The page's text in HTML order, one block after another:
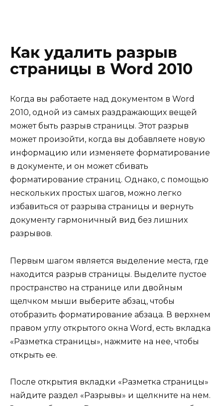
Как удалить разрыв
страницы в Word 2010
Когда вы работаете над документом в Word
2010, одной из самых раздражающих вещей
может быть разрыв страницы. Этот разрыв
может произойти, когда вы добавляете новую
информацию или изменяете форматирование
в документе, и он может сбивать
форматирование страниц. Однако, с помощью
нескольких простых шагов, можно легко
избавиться от разрыва страницы и вернуть
документу гармоничный вид без лишних
разрывов.
Первым шагом является выделение места, где
находится разрыв страницы. Выделите пустое
пространство на странице или двойным
щелчком мыши выберите абзац, чтобы
отобразить форматирование абзаца. В верхнем
правом углу открытого окна Word, есть вкладка
«Разметка страницы», нажмите на нее, чтобы
открыть ее.
После открытия вкладки «Разметка страницы»
найдите раздел «Разрывы» и щелкните на нем.